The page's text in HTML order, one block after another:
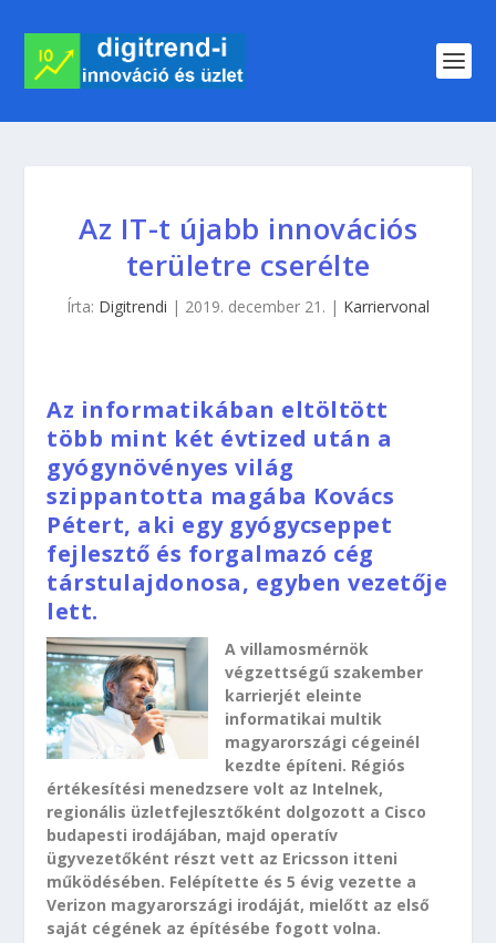
Az IT-t újabb innovációs
területre cserélte
Írta: Digitrendi | 2019. december 21. | Karriervonal
Az informatikában eltöltött
több mint két évtized után a
gyógynövényes világ
szippantotta magába Kovács
Pétert, aki egy gyógycseppet
fejlesztő és forgalmazó cég
társtulajdonosa, egyben vezetője
lett.
A villamosmérnök
végzettségű szakember
karrierjét eleinte
informatikai multik
magyarországi cégeinél
kezdte építeni. Régiós
értékesítési menedzsere volt az Intelnek,
regionális üzletfejlesztőként dolgozott a Cisco
budapesti irodájában, majd operatív
ügyvezetőként részt vett az Ericsson itteni
működésében. Felépítette és 5 évig vezette a
Verizon magyarországi irodáját, mielőtt az első
saját cégének az építésébe fogott volna.